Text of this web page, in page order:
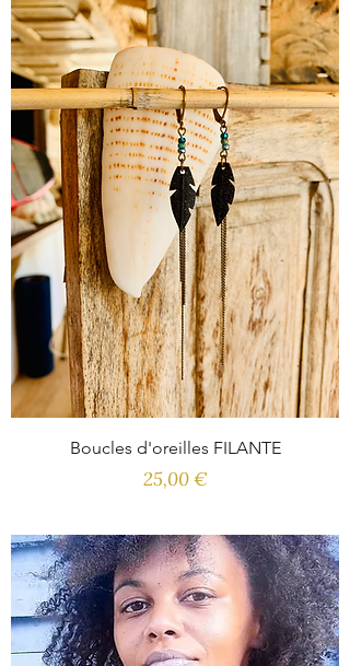
Boucles d'oreilles FILANTE
Prix
25,00 €